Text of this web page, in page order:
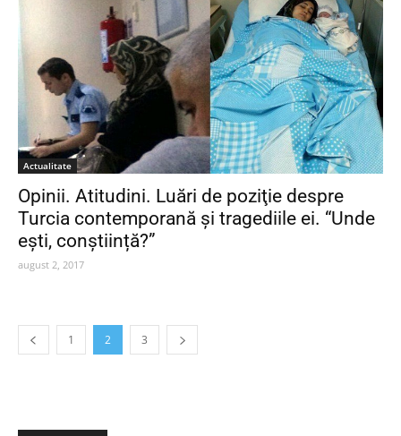
Actualitate
Opinii. Atitudini. Luări de poziţie despre
Turcia contemporană şi tragediile ei. “Unde
ești, conștiință?”
august 2, 2017
1 2 3